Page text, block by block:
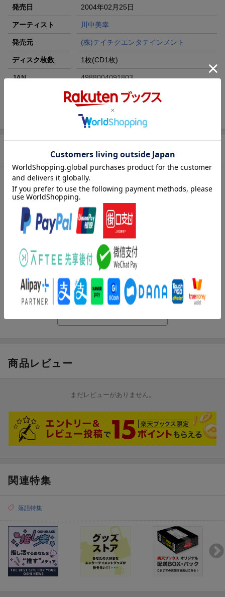
発売日 2004年02月25日
アーティスト 川中美幸
発売元 (株)テイチクエンタテインメント
ディスク枚数 1枚(CD1枚)
JAN 4988004091803
(株)テイチクエンタテインメント
5(シングル)
22分58秒
商品説明
収録曲
曲目タイトル：
[Disc1]
『おもろい女/梓川』／CD
曲目タイトル：
1.おもろい女[4:40]
3.おもろい女 (一般用メロ入りカラオケ)[4:40]
4.梓川[4:30]
商品レビュー
まだレビューがありません。
関連特集
落語特集